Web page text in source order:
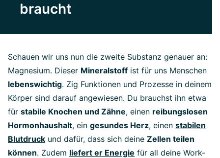
braucht
Schauen wir uns nun die zweite Substanz genauer an:
Magnesium. Dieser Mineralstoff ist für uns Menschen
lebenswichtig. Zig Funktionen und Prozesse in deinem
Körper sind darauf angewiesen. Du brauchst ihn etwa
für stabile Knochen und Zähne, einen reibungslosen
Hormonhaushalt, ein gesundes Herz, einen stabilen
Blutdruck und dafür, dass sich deine Zellen teilen
können. Zudem liefert er Energie für all deine Work-